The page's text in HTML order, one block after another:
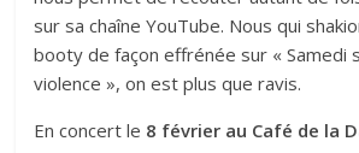
sur sa chaîne YouTube. Nous qui
booty de façon effrénée sur « Samedi
violence », on est plus que ravis.
En concert le 8 février au Café de la